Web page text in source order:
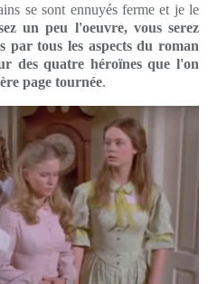
se sont ennuyés ferme et je le
un peu l'oeuvre, vous serez
par tous les aspects du roman
des quatre héroïnes que l'on
page tournée.